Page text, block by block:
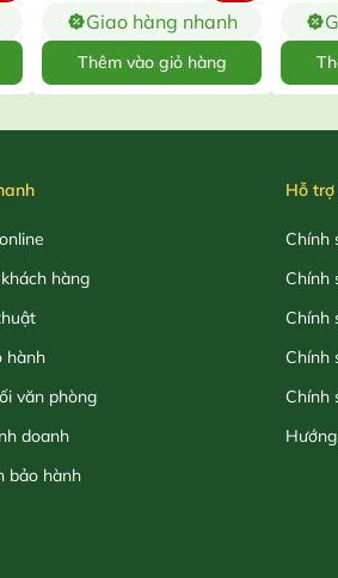
Giao hàng nhanh
Thêm vào giỏ hàng
hàng
hành
văn phòng
doanh
bảo hành
Hỗ
Chính
Chính
Chính
Chính
Chính